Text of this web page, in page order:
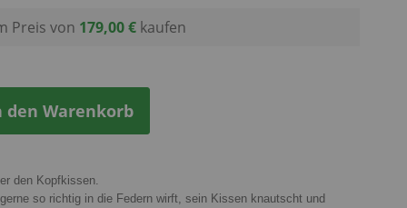
Preis von 179,00 € kaufen
den Warenkorb
den Kopfkissen.
so richtig in die Federn wirft, sein Kissen knautscht und